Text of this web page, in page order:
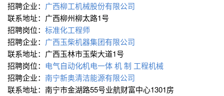
招聘企业： 广西柳工机械股份有限公司
联系地址：广西柳州柳太路1号
招聘岗位： 标准化工程师
招聘企业： 广西玉柴机器集团有限公司
联系地址：广西玉林市玉柴大道1号
招聘岗位： 电气自动化∕机电一体机 制 工程机械
招聘企业： 南宁新奥清洁能源有限公司
联系地址：南宁市金湖路55号业航财富中心1301房